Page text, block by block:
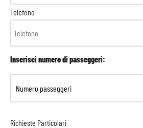
Telefono
Inserisci numero di passeggeri:
Richieste Particolari